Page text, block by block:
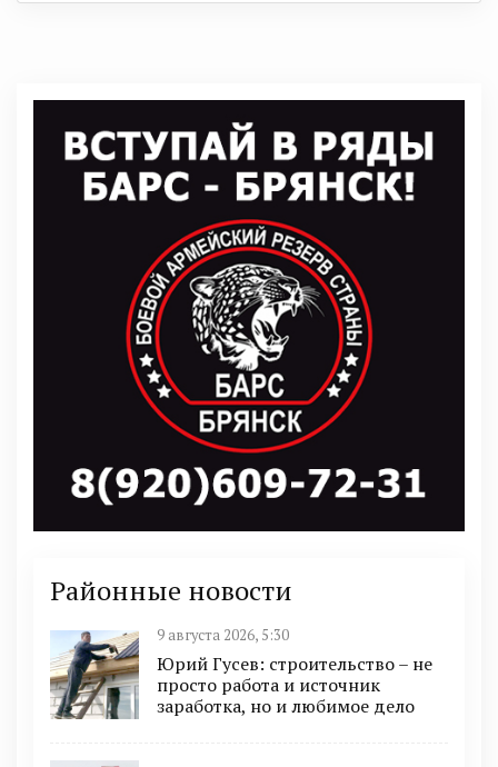
Районные новости
9 августа 2026, 5:30
Юрий Гусев: строительство – не
просто работа и источник
заработка, но и любимое дело